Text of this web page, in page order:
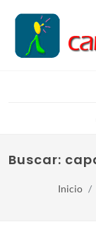
Buscar:
Inicio